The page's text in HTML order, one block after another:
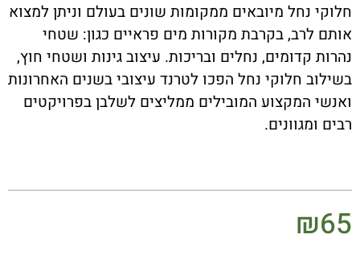
חלוקי נחל מיובאים ממקומות שונים בעולם וניתן למצוא
אותם לרב, בקרבת מקורות מים פראיים כגון: שטחי
נהרות קדומים, נחלים ובריכות. עיצוב גינות ושטחי חוץ,
בשילוב חלוקי נחל הפכו לטרנד עיצובי בשנים האחרונות
ואנשי המקצוע המובילים ממליצים לשלבן בפרויקטים
רבים ומגוונים.
₪65